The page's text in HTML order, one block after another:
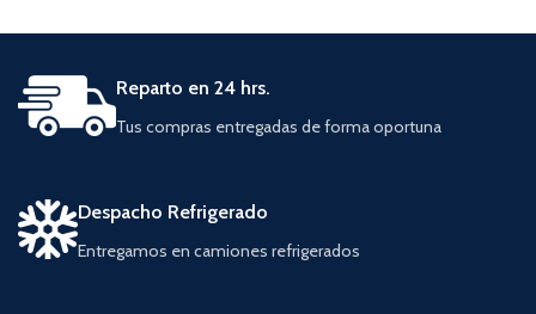
Reparto en 24 hrs.
Tus compras entregadas de forma oportuna
Despacho Refrigerado
Entregamos en camiones refrigerados